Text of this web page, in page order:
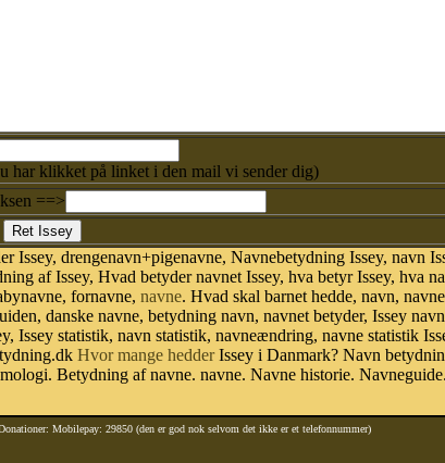
har klikket på linket i den mail vi sender dig)
==>
drengenavn+pigenavne, Navnebetydning Issey, navn
af Issey, Hvad betyder navnet Issey, hva betyr Issey, hva
fornavne, navne. Hvad skal barnet hedde, navn,
danske navne, betydning navn, navnet betyder, Issey
Issey statistik, navn statistik, navneændring, navne statistik
Hvor mange hedderIssey i Danmark? Navn
Betydning af navne. navne. Navne historie.
Mobilepay: 29850 (den er god nok selvom det ikke er et telefonnummer)